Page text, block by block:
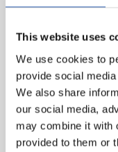
This website uses
We use cookies to
provide social
We also share
our social media,
may combine it with
provided to them or
(cap), Schar,
Valverde,
Carles Gil (Colak,
Goles : 1-0: Willian
Canales, min.75. 4-